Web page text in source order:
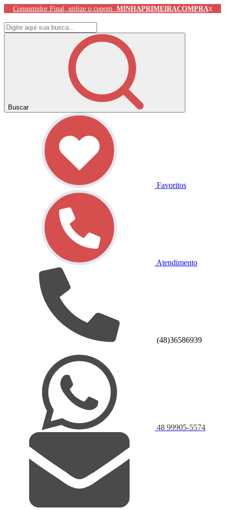
Consumidor Final, utilize o cupom MINHAPRIMEIRACOMPRAx
Buscar
Favoritos
Atendimento
(48)36586939
48 99905-5574